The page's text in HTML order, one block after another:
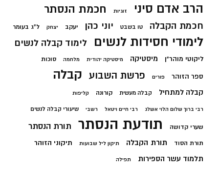
הרב אדם סיני זוגיות חכמת הנסתר
חכמת הקבלה טו בשבט יוני כהן יעקב יצחק ל"ג בעומר
לימודי חסידות לנשים לימוד קבלה לנשים
ליקוטי מוהר"ן מיסטיקה מיסטיקה יהודית מלחמה סוכות
ספר הזוהר פורים פרשת השבוע קבלה
קבלה למתחיל קבלה מעשית קורונה קליפות
רבי ברוך שלום הלוי אשלג רבי חיים ויטאל רשבי שיעורי קבלה לנשים
שערי קדושה תודעת הנסתר תורת הנסתר
תורת הסוד תורת הקבלה תיקון ליל שבועות תיקוני הזוהר
תלמוד עשר הספירות תפילה